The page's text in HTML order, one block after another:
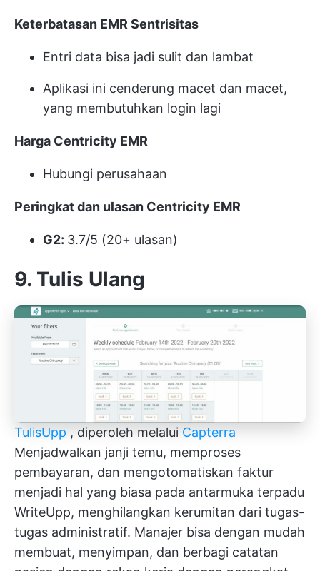
Keterbatasan EMR Sentrisitas
Entri data bisa jadi sulit dan lambat
Aplikasi ini cenderung macet dan macet,
yang membutuhkan login lagi
Harga Centricity EMR
Hubungi perusahaan
Peringkat dan ulasan Centricity EMR
G2: 3.7/5 (20+ ulasan)
9. Tulis Ulang
TulisUpp , diperoleh melalui Capterra
Menjadwalkan janji temu, memproses
pembayaran, dan mengotomatiskan faktur
menjadi hal yang biasa pada antarmuka terpadu
WriteUpp, menghilangkan kerumitan dari tugas-
tugas administratif. Manajer bisa dengan mudah
membuat, menyimpan, dan berbagi catatan